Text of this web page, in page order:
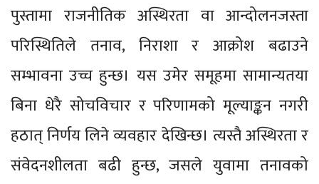
पुस्तामा राजनीतिक अस्थिरता वा आन्दोलनजस्ता
परिस्थितिले तनाव, निराशा र आक्रोश बढाउने
सम्भावना उच्च हुन्छ। यस उमेर समूहमा सामान्यतया
बिना धेरै सोचविचार र परिणामको मूल्याङ्कन नगरी
हठात् निर्णय लिने व्यवहार देखिन्छ। त्यस्तै अस्थिरता र
संवेदनशीलता बढी हुन्छ, जसले युवामा तनावको